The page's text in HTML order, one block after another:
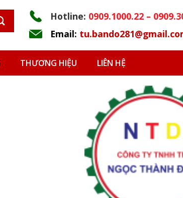
Hotline: 0909.1000.22 –
Email:
THƯƠNG HIỆU LIÊN HỆ